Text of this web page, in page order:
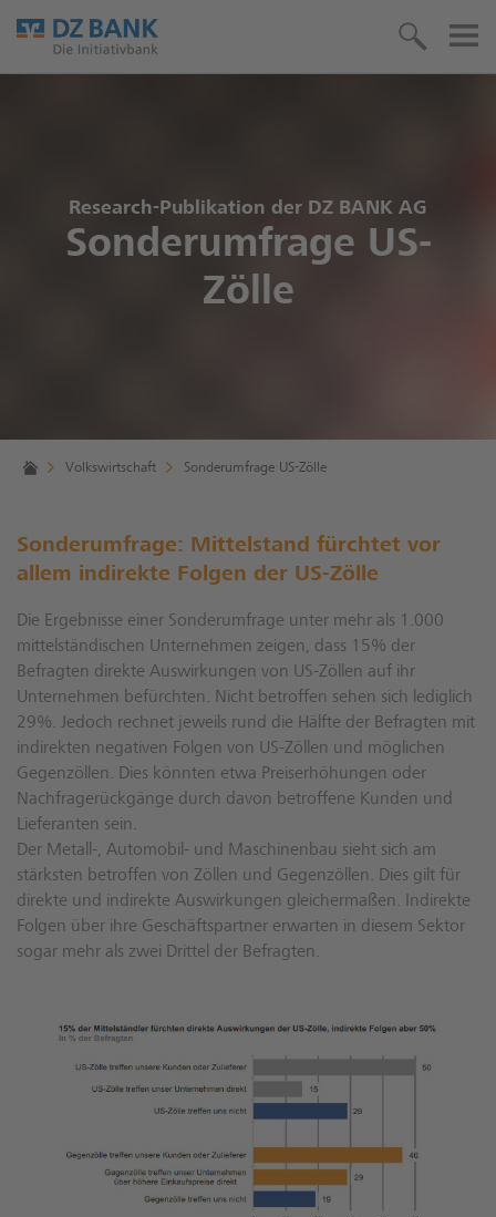
Research-Publikation der DZ BANK AG
Sonderumfrage US-
Zölle
Volkswirtschaft Sonderumfrage US-Zölle
Sonderumfrage: Mittelstand fürchtet vor
allem indirekte Folgen der US-Zölle
Die Ergebnisse einer Sonderumfrage unter mehr als 1.000
mittelständischen Unternehmen zeigen, dass 15% der
Befragten direkte Auswirkungen von US-Zöllen auf ihr
Unternehmen befürchten. Nicht betroffen sehen sich lediglich
29%. Jedoch rechnet jeweils rund die Hälfte der Befragten mit
indirekten negativen Folgen von US-Zöllen und möglichen
Gegenzöllen. Dies könnten etwa Preiserhöhungen oder
Nachfragerückgänge durch davon betroffene Kunden und
Lieferanten sein.
Der Metall-, Automobil- und Maschinenbau sieht sich am
stärksten betroffen von Zöllen und Gegenzöllen. Dies gilt für
direkte und indirekte Auswirkungen gleichermaßen. Indirekte
Folgen über ihre Geschäftspartner erwarten in diesem Sektor
sogar mehr als zwei Drittel der Befragten.